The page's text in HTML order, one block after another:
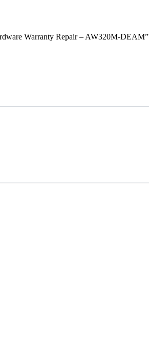
Warranty Repair – AW320M-DEAM”